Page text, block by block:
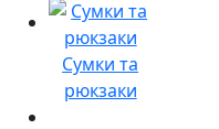
Сумки та
рюкзаки